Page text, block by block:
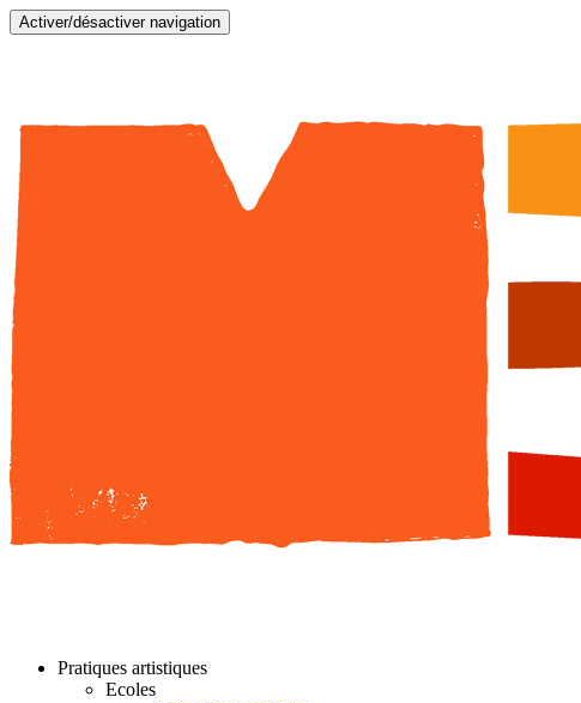
Activer/désactiver navigation
Pratiques artistiques
Ecoles